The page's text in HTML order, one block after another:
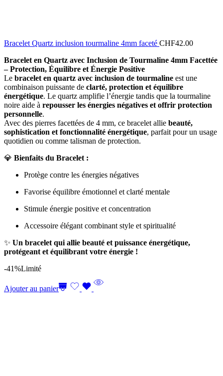
Bracelet Quartz inclusion tourmaline 4mm faceté CHF42.00
Bracelet en Quartz avec Inclusion de Tourmaline 4mm Facettée
– Protection, Équilibre et Énergie Positive
Le bracelet en quartz avec inclusion de tourmaline est une
combinaison puissante de clarté, protection et équilibre
énergétique. Le quartz amplifie l’énergie tandis que la tourmaline
noire aide à repousser les énergies négatives et offrir protection
personnelle.
Avec des pierres facettées de 4 mm, ce bracelet allie beauté,
sophistication et fonctionnalité énergétique, parfait pour un usage
quotidien ou comme talisman de protection.
💎 Bienfaits du Bracelet :
Protège contre les énergies négatives
Favorise équilibre émotionnel et clarté mentale
Stimule énergie positive et concentration
Accessoire élégant combinant style et spiritualité
✨ Un bracelet qui allie beauté et puissance énergétique,
protégeant et équilibrant votre énergie !
-41%Limité
Ajouter au panier